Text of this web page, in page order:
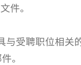
件。
受聘职位相关
。